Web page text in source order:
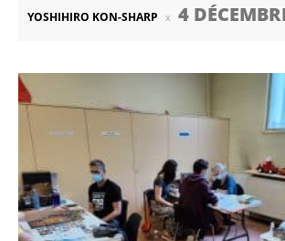
YOSHIHIRO KON-SHARP 4